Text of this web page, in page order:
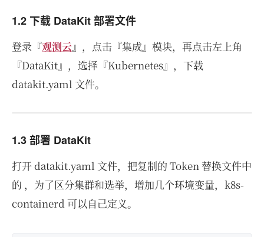
1.2 下载 DataKit 部署文件
登录『观测云』，点击『集成』模块，再点击左上角
『DataKit』，选择『Kubernetes』，下载
datakit.yaml 文件。
1.3 部署 DataKit
打开 datakit.yaml 文件，把复制的 Token 替换文件中
的 ，为了区分集群和选举，增加几个环境变量，k8s-
containerd 可以自己定义。